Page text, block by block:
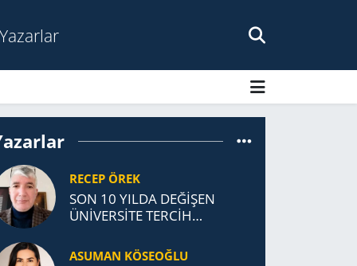
Yazarlar
RECEP ÖREK
SON 10 YILDA DEĞİŞEN
ÜNİVERSİTE TERCİH
ASUMAN KÖSEOĞLU